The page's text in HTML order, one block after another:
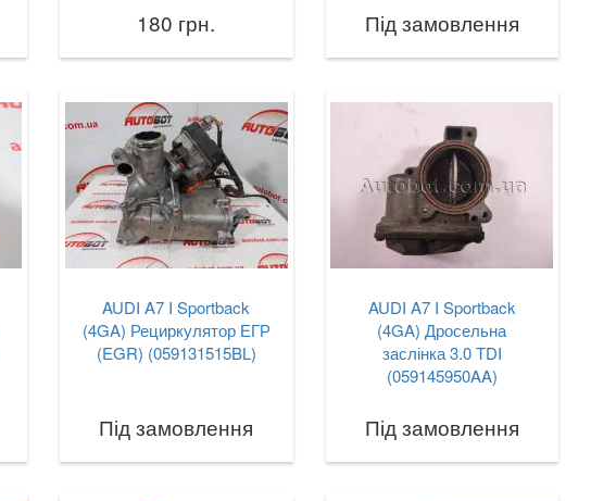
180 грн. Під замовлення
AUDI A7 I Sportback
(4GA) Рециркулятор ЕГР
(EGR) (059131515BL)
Під замовлення
AUDI A7 I Sportback
(4GA) Дросельна
заслінка 3.0 TDI
(059145950AA)
Під замовлення